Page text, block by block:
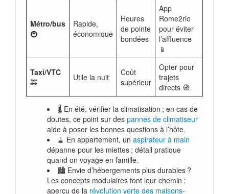
Métro/bus
🚇
Rapide,
économique
Heures
de pointe
bondées
App
Rome2rio
pour éviter
l’affluence
📱
Taxi/VTC
🚕
Utile la nuit
Coût
supérieur
Opter pour
trajets
directs 🧭
🌡️ En été, vérifier la climatisation ; en cas de
doutes, ce point sur des pannes de climatiseur
aide à poser les bonnes questions à l’hôte.
🧹 En appartement, un aspirateur à main
dépanne pour les miettes ; détail pratique
quand on voyage en famille.
🏙️ Envie d’hébergements plus durables ?
Les concepts modulaires font leur chemin :
aperçu de la révolution verte des maisons-